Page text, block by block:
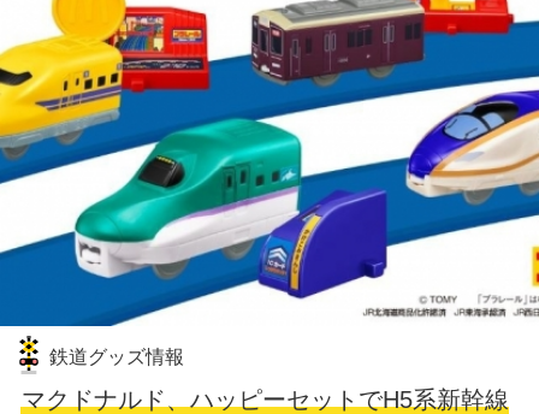
鉄道グッズ情報
マクドナルド、ハッピーセットでH5系新幹線